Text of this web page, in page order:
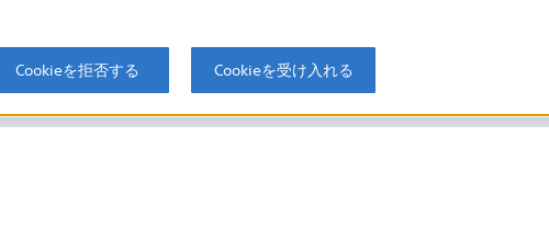
お問
ら
海外仕様製品
オーバーシーズモデルに関してのご案内はこち
Cookieを拒否する Cookieを受け入れる